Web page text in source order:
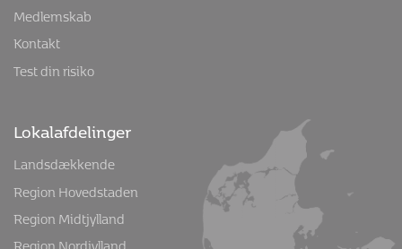
Medlemskab
Kontakt
Test din risiko
Lokalafdelinger
Landsdækkende
Region Hovedstaden
Region Midtjylland
Region Nordjylland